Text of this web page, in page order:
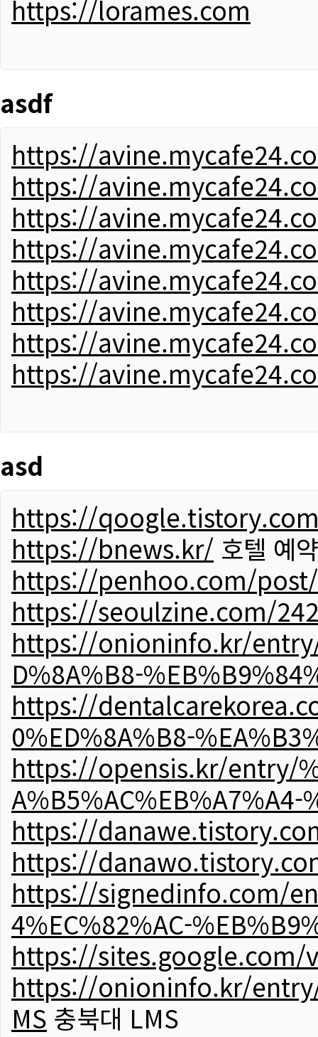
https://lorames.com
asdf
https://
https://
https://
https://
https://
https://
https://
https://
asd
https://
https://bnews.kr/ 호텔 예약
https://penhoo.com/
https://seoulzine.com/
https://onioninfo.kr/entry/
D%8A%B8-
https://
0%ED%8A%B8-
https://opensis.kr/entry/
A%B5%AC%EB%A7%A4-
https://
https://
https://signedinfo.com/
4%EC%82%AC-
https://sites.google.com/
https://onioninfo.kr/entry/
MS 충북대 LMS